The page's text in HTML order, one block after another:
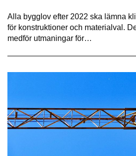
Alla bygglov efter 2022 ska lämna
för konstruktioner och materialval.
medför utmaningar för…